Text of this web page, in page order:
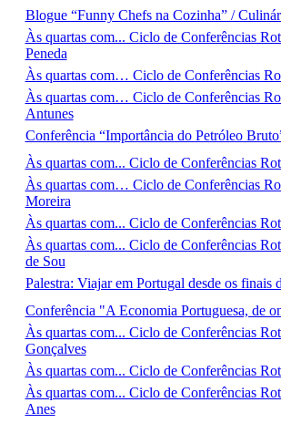
Blogue “Funny Chefs na Cozinha” /
Às quartas com... Ciclo de Conferências
Peneda
Às quartas com… Ciclo de Conferências
Às quartas com… Ciclo de Conferências
Antunes
Conferência “Importância do Petróleo
Às quartas com... Ciclo de Conferências
Às quartas com… Ciclo de Conferências
Moreira
Às quartas com... Ciclo de Conferências
Às quartas com... Ciclo de Conferências
de Sou
Palestra: Viajar em Portugal desde os
Conferência "A Economia Portuguesa, de
Às quartas com... Ciclo de Conferências
Gonçalves
Às quartas com... Ciclo de Conferências
Às quartas com... Ciclo de Conferências
Anes